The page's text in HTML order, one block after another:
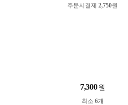
주문시결제 2,750원
7,300 원
최소 6개